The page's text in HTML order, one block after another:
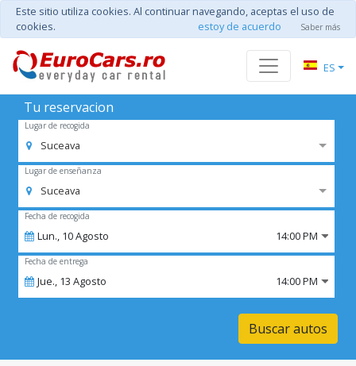
Este sitio utiliza cookies. Al continuar navegando, aceptas el uso de
cookies.
estoy de acuerdo Saber más
ES
Tu reservacion
Lugar de recogida
Suceava
Lugar de enseñanza
Suceava
Fecha de recogida
Lun., 10Agosto 14:00 PM
Fecha de entrega
Jue., 13 Agosto 14:00 PM
Buscar autos